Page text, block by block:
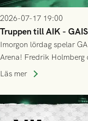
2026-07-17 19:00
Truppen till AIK -
Imorgon lördag spelar
Arena! Fredrik
trupp till matchen:
Läs mer